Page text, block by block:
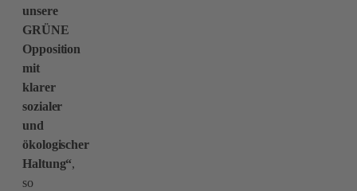
unsere
GRÜNE
Opposition
mit
klarer
sozialer
und
ökologischer
Haltung“,
so